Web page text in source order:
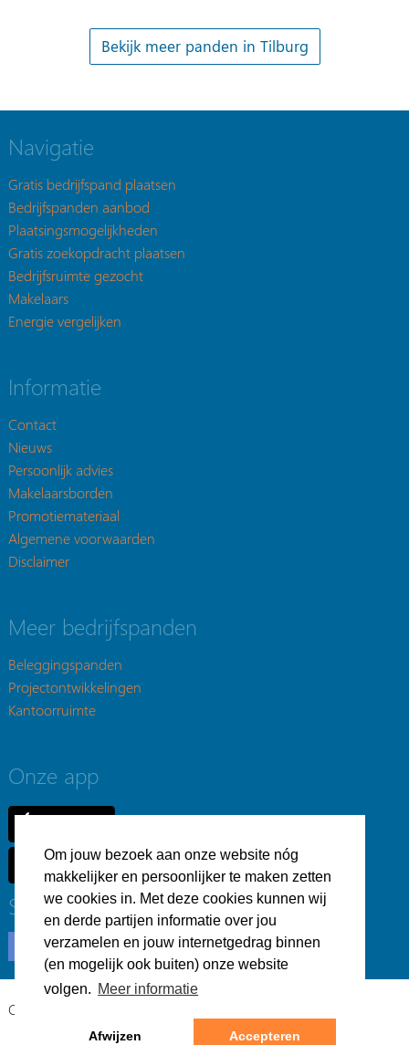
Om jouw bezoek aan onze website nóg
makkelijker en persoonlijker te maken zetten
we cookies in. Met deze cookies kunnen wij
en derde partijen informatie over jou
verzamelen en jouw internetgedrag binnen
(en mogelijk ook buiten) onze website
volgen. Meer informatie
Afwijzen Accepteren
Navigatie
Gratis bedrijfspand plaatsen
Bedrijfspanden aanbod
Plaatsingsmogelijkheden
Gratis zoekopdracht plaatsen
Bedrijfsruimte gezocht
Makelaars
Energie vergelijken
Informatie
Contact
Nieuws
Persoonlijk advies
Makelaarsborden
Promotiemateriaal
Algemene voorwaarden
Disclaimer
Meer bedrijfspanden
Beleggingspanden
Projectontwikkelingen
Kantoorruimte
Onze app
Social
Copyright © Bedrijfsvastgoed.nl -